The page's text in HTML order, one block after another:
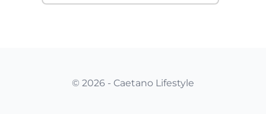
© 2026 - Caetano Lifestyle